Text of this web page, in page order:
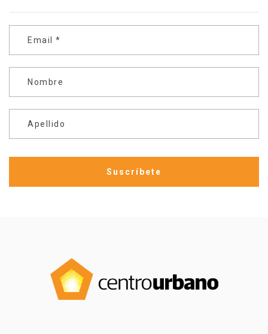
Email *
Nombre
Apellido